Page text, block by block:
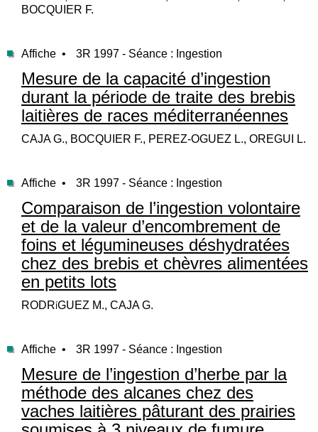
BOCQUIER F.
Affiche • 3R 1997 - Séance : Ingestion
Mesure de la capacité d’ingestion
durant la période de traite des brebis
laitières de races méditerranéennes
CAJA G., BOCQUIER F., PEREZ-OGUEZ L., OREGUI L.
Affiche • 3R 1997 - Séance : Ingestion
Comparaison de l’ingestion volontaire
et de la valeur d’encombrement de
foins et légumineuses déshydratées
chez des brebis et chèvres alimentées
en petits lots
RODRíGUEZ M., CAJA G.
Affiche • 3R 1997 - Séance : Ingestion
Mesure de l’ingestion d’herbe par la
méthode des alcanes chez des
vaches laitières pâturant des prairies